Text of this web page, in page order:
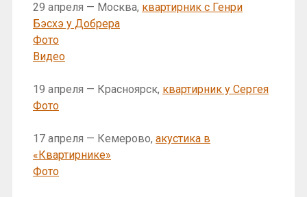
29 апреля — Москва, квартирник с Генри
Бэсхэ у Добрера
Фото
Видео
19 апреля — Красноярск, квартирник у Сергея
Фото
17 апреля — Кемерово, акустика в
«Квартирнике»
Фото